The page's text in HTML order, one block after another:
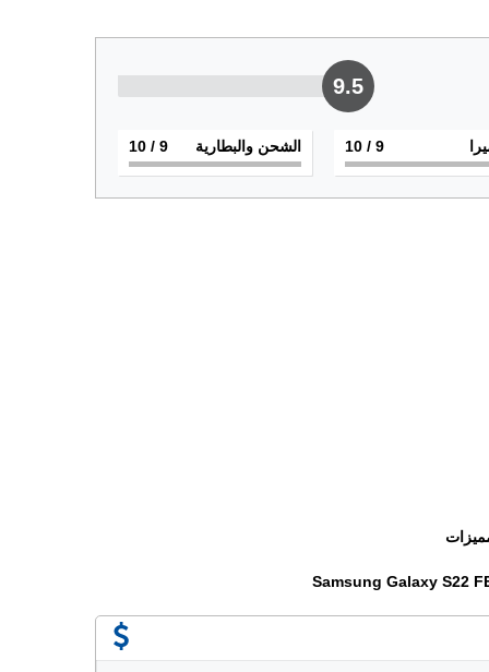
9.5
9
/ 10 الشحن والبطارية 9
/ 10